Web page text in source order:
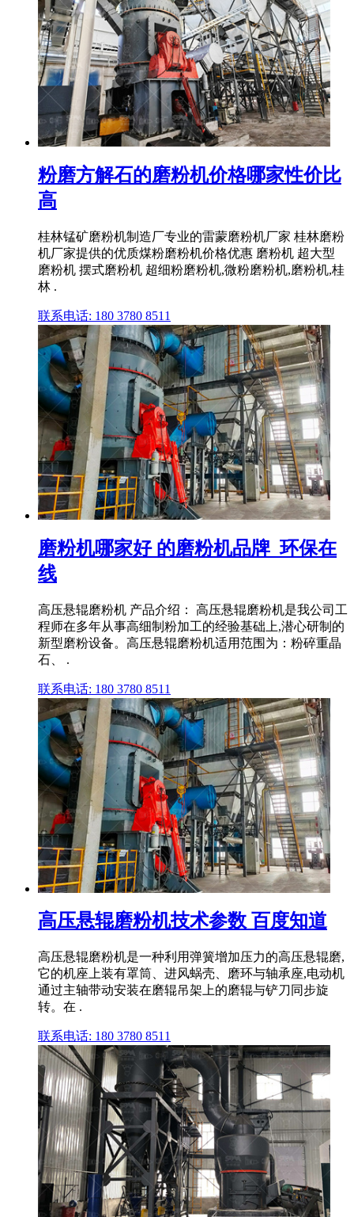
粉磨方解石的磨粉机价格哪家性价比
高
桂林锰矿磨粉机制造厂专业的雷蒙磨粉机厂家 桂林磨粉
机厂家提供的优质煤粉磨粉机价格优惠 磨粉机 超大型
磨粉机 摆式磨粉机 超细粉磨粉机,微粉磨粉机,磨粉机,桂
林 .
联系电话: 180 3780 8511
磨粉机哪家好 的磨粉机品牌_环保在
线
高压悬辊磨粉机 产品介绍： 高压悬辊磨粉机是我公司工
程师在多年从事高细制粉加工的经验基础上,潜心研制的
新型磨粉设备。高压悬辊磨粉机适用范围为：粉碎重晶
石、 .
联系电话: 180 3780 8511
高压悬辊磨粉机技术参数 百度知道
高压悬辊磨粉机是一种利用弹簧增加压力的高压悬辊磨,
它的机座上装有罩筒、进风蜗壳、磨环与轴承座,电动机
通过主轴带动安装在磨辊吊架上的磨辊与铲刀同步旋
转。在 .
联系电话: 180 3780 8511